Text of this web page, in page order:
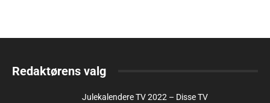
Redaktørens valg
Julekalendere TV 2022 – Disse TV